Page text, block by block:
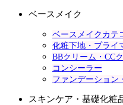
ベースメイク
ベースメイクカテ
化粧下地・プライ
BBクリーム・CC
コンシーラー
ファンデーション
スキンケア・基礎化粧